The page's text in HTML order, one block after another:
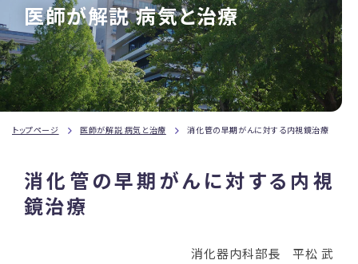
医師が解説 病気と治療
トップページ 医師が解説 病気と治療 消化管の早期がんに対する内視鏡治療
消化管の早期がんに対する内視
鏡治療
消化器内科部長 平松 武